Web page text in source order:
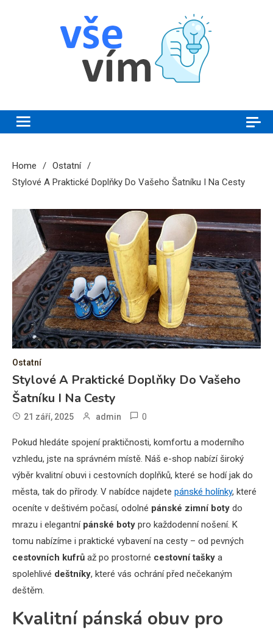
Home
Ostatní
Stylové A Praktické Doplňky Do Vašeho Šatníku I Na Cesty
Ostatní
Stylové A Praktické Doplňky Do Vašeho
Šatníku I Na Cesty
21 září, 2025 admin 0
Pokud hledáte spojení praktičnosti, komfortu a moderního
vzhledu, jste na správném místě. Náš e-shop nabízí široký
výběr kvalitní obuvi i cestovních doplňků, které se hodí jak do
města, tak do přírody. V nabídce najdete pánské holínky, které
oceníte v deštivém počasí, odolné pánské zimní boty do
mrazu i elegantní pánské boty pro každodenní nošení. K
tomu nabízíme i praktické vybavení na cesty – od pevných
cestovních kufrů až po prostorné cestovní tašky a
spolehlivé deštníky, které vás ochrání před nečekaným
deštěm.
Kvalitní pánská obuv pro